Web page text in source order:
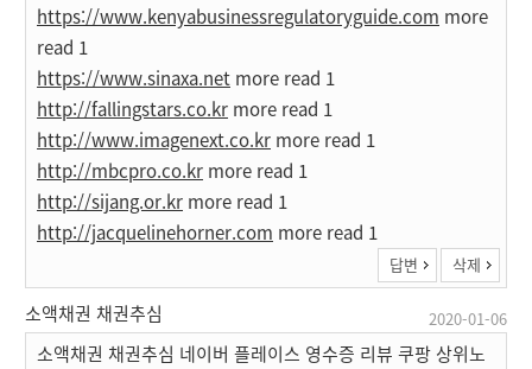
https://www.kenyabusinessregulatoryguide.com more
read 1
https://www.sinaxa.net more read 1
http://fallingstars.co.kr more read 1
http://www.imagenext.co.kr more read 1
http://mbcpro.co.kr more read 1
http://sijang.or.kr more read 1
http://jacquelinehorner.com more read 1
답변 삭제
소액채권 채권추심 2020-01-06
소액채권 채권추심 네이버 플레이스 영수증 리뷰 쿠팡 상위노